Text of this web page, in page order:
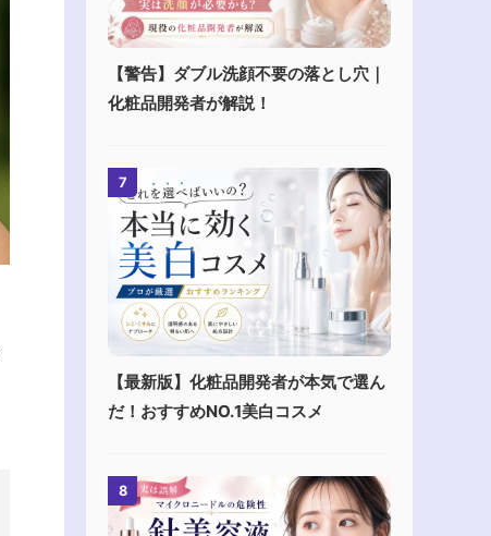
【警告】ダブル洗顔不要の落とし穴｜
化粧品開発者が解説！
7
【最新版】化粧品開発者が本気で選ん
だ！おすすめNO.1美白コスメ
8